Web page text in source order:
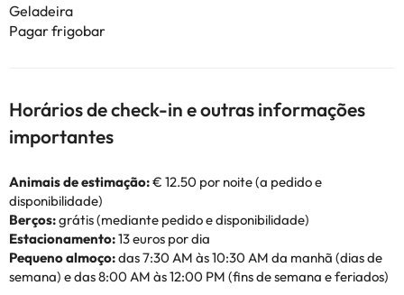
Geladeira
Pagar frigobar
Horários de check-in e outras informações
importantes
Animais de estimação:€ 12.50 por noite (a pedido e
disponibilidade)
Berços:grátis (mediante pedido e disponibilidade)
Estacionamento:13 euros por dia
Pequeno almoço:das 7:30 AM às 10:30 AM da manhã (dias de
semana) e das 8:00 AM às 12:00 PM (fins de semana e feriados)